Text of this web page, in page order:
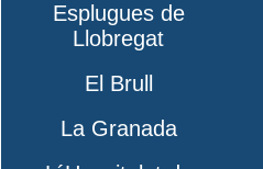
Esplugues de
Llobregat
El Brull
La Granada